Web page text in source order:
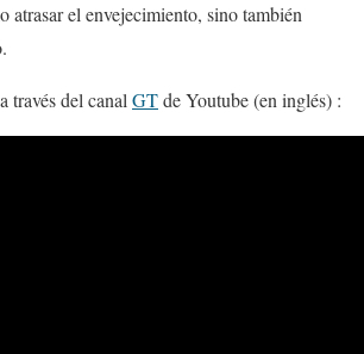
atrasar el envejecimiento, sino también
través del canalGTde Youtube (en inglés) :